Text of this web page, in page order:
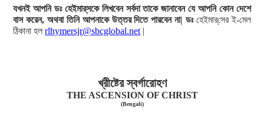
যখনই আপনি ডঃ হেইমার্‌সকে লিখবেন সর্বদা তাকে জানাবেন যে আপনি কোন দেশে
বাস করেন, অথবা তিনি আপনাকে উত্তর দিতে পারবেন না| ডঃহেইমার্‌সের ই-মেল
ঠিকানা হলrlhymersjr@sbcglobal.net |
খ্রীষ্টের স্বর্গারোহণ
THE ASCENSION OF CHRIST
(Bengali)